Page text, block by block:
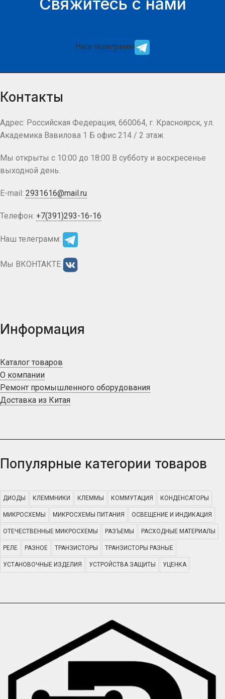
Наш телеграмм
Контакты
Адрес: Российская Федерация, 660064, г. Красноярск, ул.
Академика Вавилова 1 Б офис 214 / 2 этаж
Мы открыты с 10:00 до 18:00 В субботу и воскресенье
выходной день.
E-mail: 2931616@mail.ru
Телефон: +7(391)293-16-16
Наш телеграмм:
Мы ВКОНТАКТЕ
Информация
Каталог товаров
О компании
Ремонт промышленного оборудования
Доставка из Китая
Популярные категории товаров
ДИОДЫ КЛЕММНИКИ КЛЕММЫ КОММУТАЦИЯ КОНДЕНСАТОРЫ
МИКРОСХЕМЫ МИКРОСХЕМЫ ПИТАНИЯ ОСВЕЩЕНИЕ И ИНДИКАЦИЯ
ОТЕЧЕСТВЕННЫЕ МИКРОСХЕМЫ РАЗЪЕМЫ РАСХОДНЫЕ МАТЕРИАЛЫ
РЕЛЕ РАЗНОЕ ТРАНЗИСТОРЫ ТРАНЗИСТОРЫ РАЗНЫЕ
УСТАНОВОЧНЫЕ ИЗДЕЛИЯ УСТРОЙСТВА ЗАЩИТЫ УЦЕНКА